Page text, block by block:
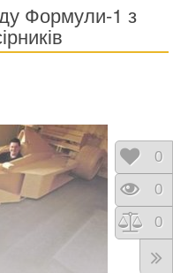
Формули-1 з
0
0
0